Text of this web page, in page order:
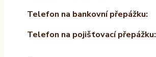
Telefon na bankovní přepážku:
Telefon na pojišťovací přepážku: